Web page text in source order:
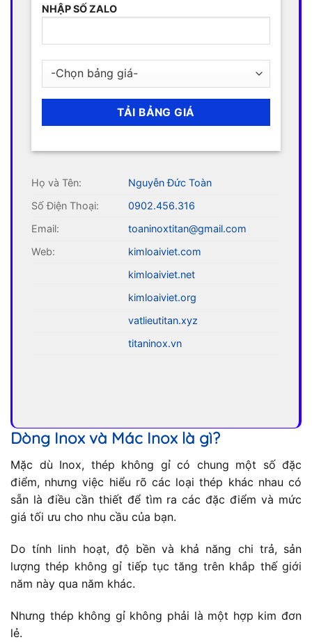
NHẬP SỐ ZALO
Họ và Tên:
Nguyễn Đức Toàn
Số Điện Thoại:
0902.456.316
Email:
toaninoxtitan@gmail.com
Web:
kimloaiviet.com
kimloaiviet.net
kimloaiviet.org
vatlieutitan.xyz
titaninox.vn
Dòng Inox và Mác Inox là gì?
Mặc dù Inox, thép không gỉ có chung một số đặc
điểm, nhưng việc hiểu rõ các loại thép khác nhau có
sẵn là điều cần thiết để tìm ra các đặc điểm và mức
giá tối ưu cho nhu cầu của bạn.
Do tính linh hoạt, độ bền và khả năng chi trả, sản
lượng thép không gỉ tiếp tục tăng trên khắp thế giới
năm này qua năm khác.
Nhưng thép không gỉ không phải là một hợp kim đơn
lẻ.